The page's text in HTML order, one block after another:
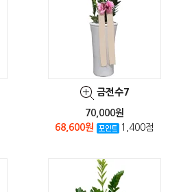
금전수7
70,000원
68,600원
1,400점